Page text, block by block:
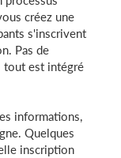
créez une
s'inscrivent
Pas de
tout est intégré
informations,
Quelques
inscription